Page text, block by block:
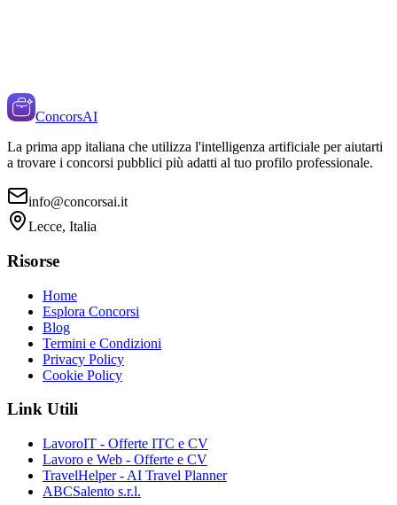
ConcorsAI
La prima app italiana che utilizza l'intelligenza artificiale per aiutarti
a trovare i concorsi pubblici più adatti al tuo profilo professionale.
info@concorsai.it
Lecce, Italia
Risorse
Home
Esplora Concorsi
Blog
Termini e Condizioni
Privacy Policy
Cookie Policy
Link Utili
LavoroIT - Offerte ITC e CV
Lavoro e Web - Offerte e CV
TravelHelper - AI Travel Planner
ABCSalento s.r.l.